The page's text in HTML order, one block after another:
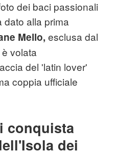
dei baci passionali
dato alla prima
Mello, esclusa dal
volata
del 'latin lover'
coppia ufficiale
conquista
dei